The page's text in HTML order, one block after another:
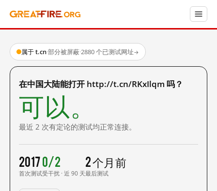
属于 t.cn·部分被屏蔽·2880 个已测试网址→
在中国大陆能打开 http://t.cn/RKxIlqm 吗？
可以。
最近 2 次有定论的测试均正常连接。
2017
首次测试
0/2
受干扰 · 近 90 天
2 个月前
最后测试